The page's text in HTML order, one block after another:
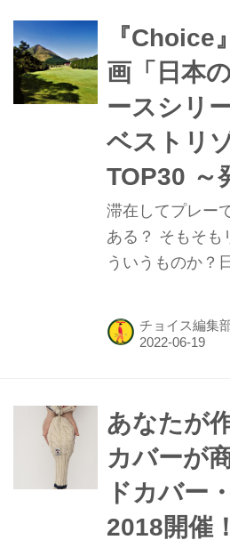
『Choice
画「日本
ースシリ
ベストリ
TOP30 ～
滞在してプレー
ある？ そもそも
ういうものか？
ネリストと選考
チョイス編集
あなたが
カバーが
ドカバー
2018開催！